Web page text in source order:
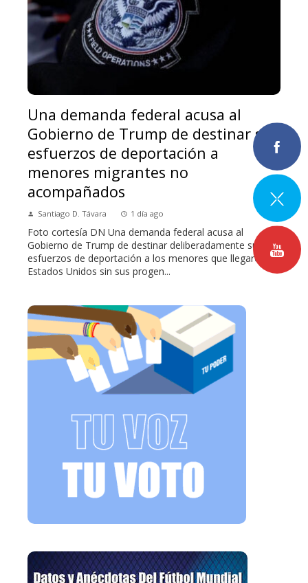
Una demanda federal acusa al
Gobierno de Trump de destinar sus
esfuerzos de deportación a
menores migrantes no
acompañados
Santiago D. Távara 1 día ago
Foto cortesía DN Una demanda federal acusa al
Gobierno de Trump de destinar deliberadamente sus
esfuerzos de deportación a los menores que llegaron a
Estados Unidos sin sus progen...